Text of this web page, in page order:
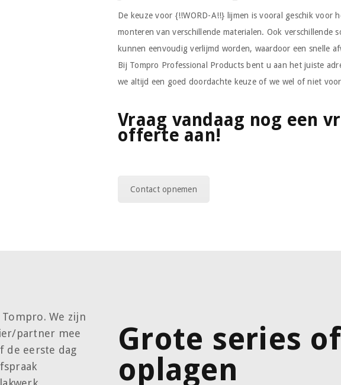
De keuze voor {!!WORD-A!!} lijmen is vooral geschik voor
monteren van verschillende materialen. Ook verschillende
kunnen eenvoudig verlijmd worden, waardoor een snelle
Bij Tompro Professional Products bent u aan het juiste
we altijd een goed doordachte keuze of we wel of niet
Vraag vandaag nog een
offerte aan!
Contact opnemen
We zijn
partner mee
de eerste dag
Grote series
oplagen